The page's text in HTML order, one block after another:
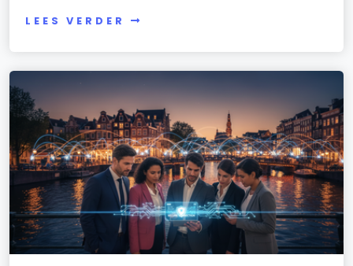
LEES VERDER